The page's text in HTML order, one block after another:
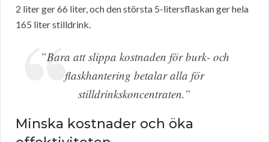
2 liter ger 66 liter, och den största 5-litersflaskan ger hela
165 liter stilldrink.
”Bara att slippa kostnaden för burk- och
flaskhantering betalar alla för
stilldrinkskoncentraten.”
Minska kostnader och öka